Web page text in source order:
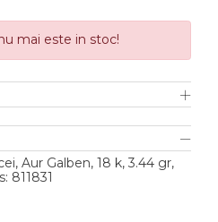
mai este in stoc!
Aur Galben, 18 k, 3.44 gr,
811831